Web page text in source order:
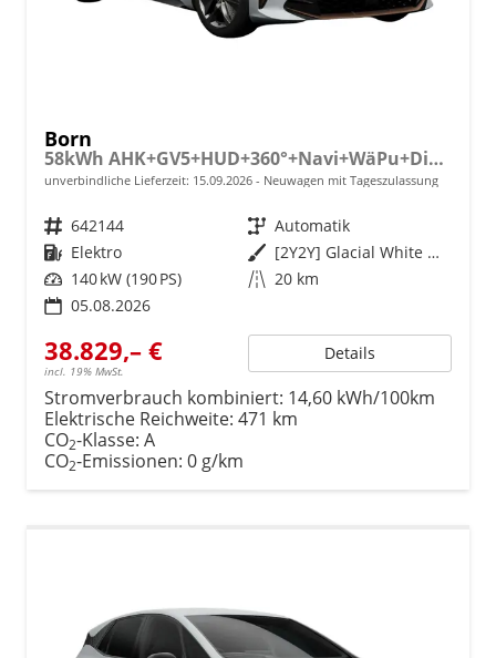
Born
58kWh AHK+GV5+HUD+360°+Navi+WäPu+Dinamica+Kessy+Travel+ParkAssist
unverbindliche Lieferzeit: 15.09.2026 Neuwagen mit Tageszulassung
Fahrzeugnr. 642144 Getriebe Automatik
Kraftstoff Elektro Außenfarbe
[2Y2Y] Glacial White Metallic
Leistung 140 kW (190 PS) Kilometerstand 20 km
05.08.2026
38.829,– €
incl. 19% MwSt.
Details
Stromverbrauch kombiniert: 14,60 kWh/100km
Elektrische Reichweite: 471 km
CO2-Klasse: A
CO2-Emissionen: 0 g/km